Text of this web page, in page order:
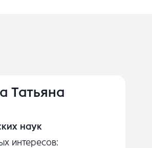
Татьяна
наук
интересов: